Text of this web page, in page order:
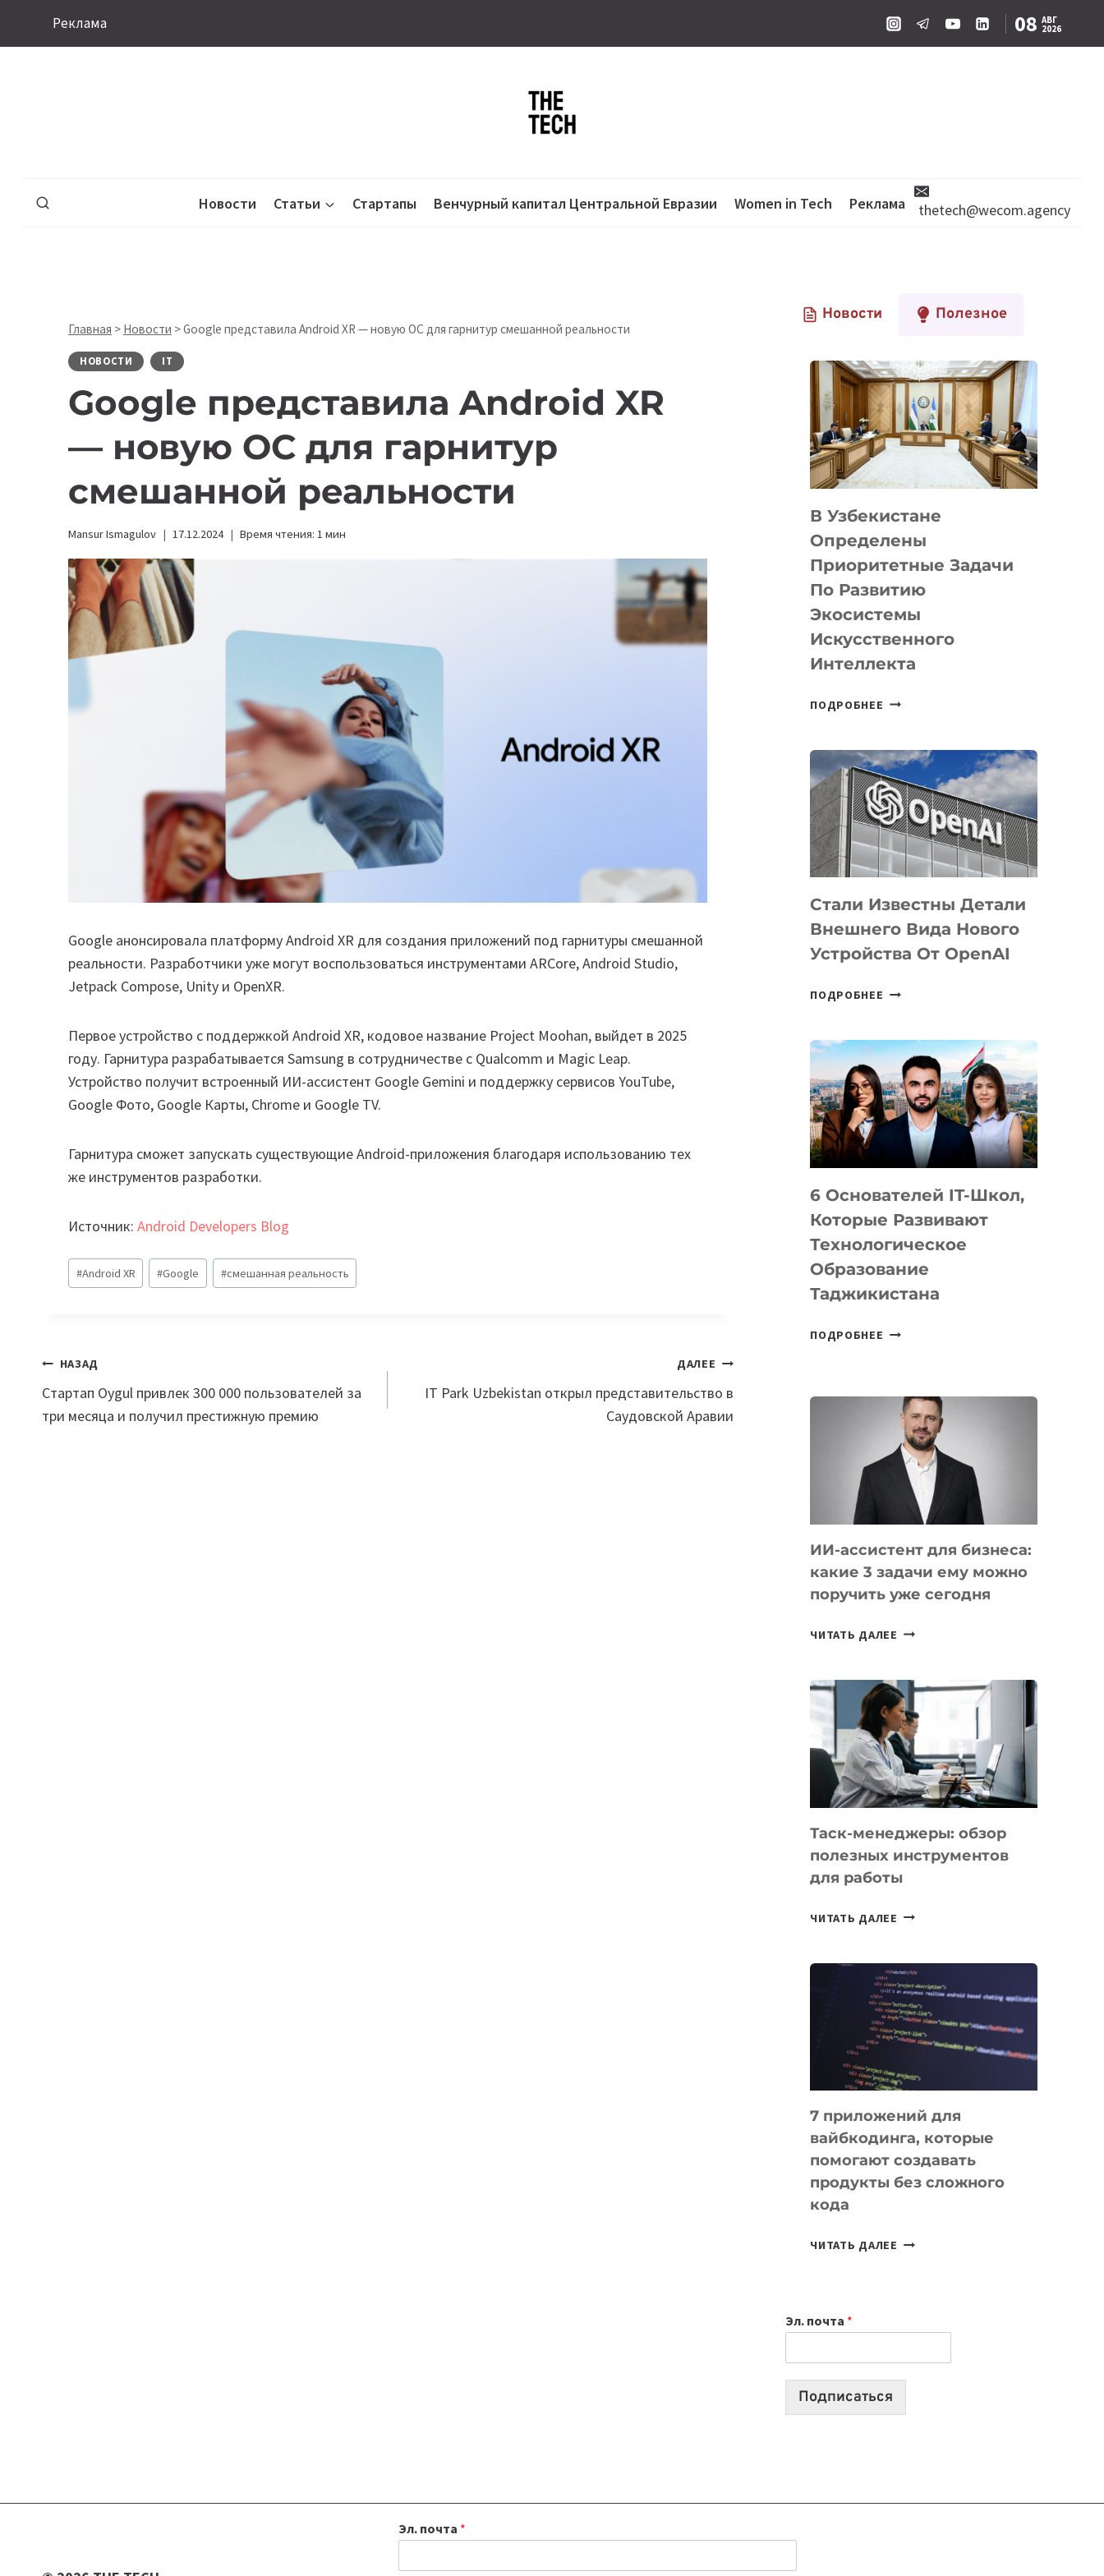
Реклама 08 АВГ
2026
Новости Статьи Стартапы Венчурный капитал Центральной Евразии Women in Tech Реклама thetech@wecom.agency
Главная > Новости >Google представила Android XR — новую ОС для гарнитур смешанной реальности
НОВОСТИ IT
Google представила Android XR
— новую ОС для гарнитур
смешанной реальности
Mansur Ismagulov 17.12.2024 Время чтения: 1 мин
Google анонсировала платформу Android XR для создания приложений под гарнитуры смешанной
реальности. Разработчики уже могут воспользоваться инструментами ARCore, Android Studio,
Jetpack Compose, Unity и OpenXR.
Первое устройство с поддержкой Android XR, кодовое название Project Moohan, выйдет в 2025
году. Гарнитура разрабатывается Samsung в сотрудничестве с Qualcomm и Magic Leap.
Устройство получит встроенный ИИ-ассистент Google Gemini и поддержку сервисов YouTube,
Google Фото, Google Карты, Chrome и Google TV.
Гарнитура сможет запускать существующие Android-приложения благодаря использованию тех
же инструментов разработки.
Источник: Android Developers Blog
Метки
записи:
#Android XR #Google #смешанная реальность
Навигация
по
НАЗАД
Стартап Oygul привлек 300 000 пользователей за
три месяца и получил престижную премию
ДАЛЕЕ
IT Park Uzbekistan открыл представительство в
Саудовской Аравии
Новости Полезное
В Узбекистане
Определены
Приоритетные Задачи
По Развитию
Экосистемы
Искусственного
Интеллекта
ПОДРОБНЕЕ В
ПРИОРИТЕТНЫЕ
ЗАДАЧИ
ПО
РАЗВИТИЮ
ЭКОСИСТЕМЫ
ИСКУССТВЕННОГО
Стали Известны Детали
Внешнего Вида Нового
Устройства От OpenAI
ПОДРОБНЕЕ СТАЛИ
ВНЕШНЕГО
ВИДА
НОВОГО
УСТРОЙСТВА
OPENAI
6 Основателей IT-Школ,
Которые Развивают
Технологическое
Образование
Таджикистана
ПОДРОБНЕЕ
КОТОРЫЕ
РАЗВИВАЮТ
ТЕХНОЛОГИЧЕСКОЕ
ОБРАЗОВАНИЕ
ТАДЖИКИСТАНА
ИИ-ассистент для бизнеса:
какие 3 задачи ему можно
поручить уже сегодня
ЧИТАТЬ ДАЛЕЕ ИИ-
БИЗНЕСА:
КАКИЕ
3
ЗАДАЧИ
ЕМУ
МОЖНО
УЖЕ
СЕГОДНЯ
Таск-менеджеры: обзор
полезных инструментов
для работы
ЧИТАТЬ ДАЛЕЕ ТАСК-
ПОЛЕЗНЫХ
ИНСТРУМЕНТОВ
ДЛЯ
РАБОТЫ
7 приложений для
вайбкодинга, которые
помогают создавать
продукты без сложного
кода
ЧИТАТЬ ДАЛЕЕ
СОЗДАВАТЬ
ПРОДУКТЫ
Эл. почта *
Подписаться
Эл. почта *